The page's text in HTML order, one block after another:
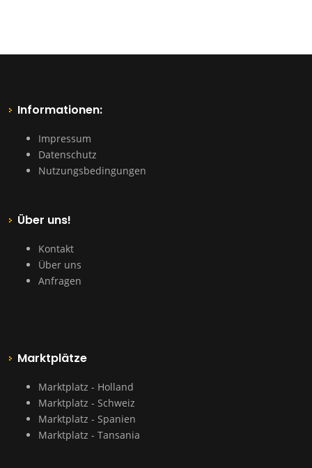
Informationen:
Impressum
Datenschutz
Nutzungsbedingungen
Über uns!
Kontakt
Über uns
Anfragen
Marktplätze
Marktplatz - Holland
Marktplatz - Schweiz
Marktplatz - Spanien
Marktplatz - Tansania